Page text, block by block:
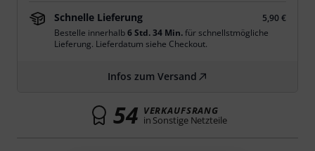
Schnelle Lieferung
5,90 €
Bestelle innerhalb6 Std. 34 Min.für schnellstmögliche
Lieferung. Lieferdatum siehe Checkout.
Infos zum Versand
54 VERKAUFSRANG
in Sonstige Netzteile